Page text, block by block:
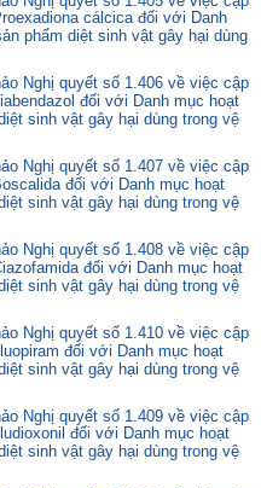
cálcica đối với Danh
phẩm diệt sinh vật gây hại dùng
Nghị quyết số 1.406 về việc cập
đối với Danh mục hoạt
sinh vật gây hại dùng trong vệ
Nghị quyết số 1.407 về việc cập
đối với Danh mục hoạt
sinh vật gây hại dùng trong vệ
Nghị quyết số 1.408 về việc cập
đối với Danh mục hoạt
sinh vật gây hại dùng trong vệ
Nghị quyết số 1.410 về việc cập
đối với Danh mục hoạt
sinh vật gây hại dùng trong vệ
Nghị quyết số 1.409 về việc cập
đối với Danh mục hoạt
sinh vật gây hại dùng trong vệ